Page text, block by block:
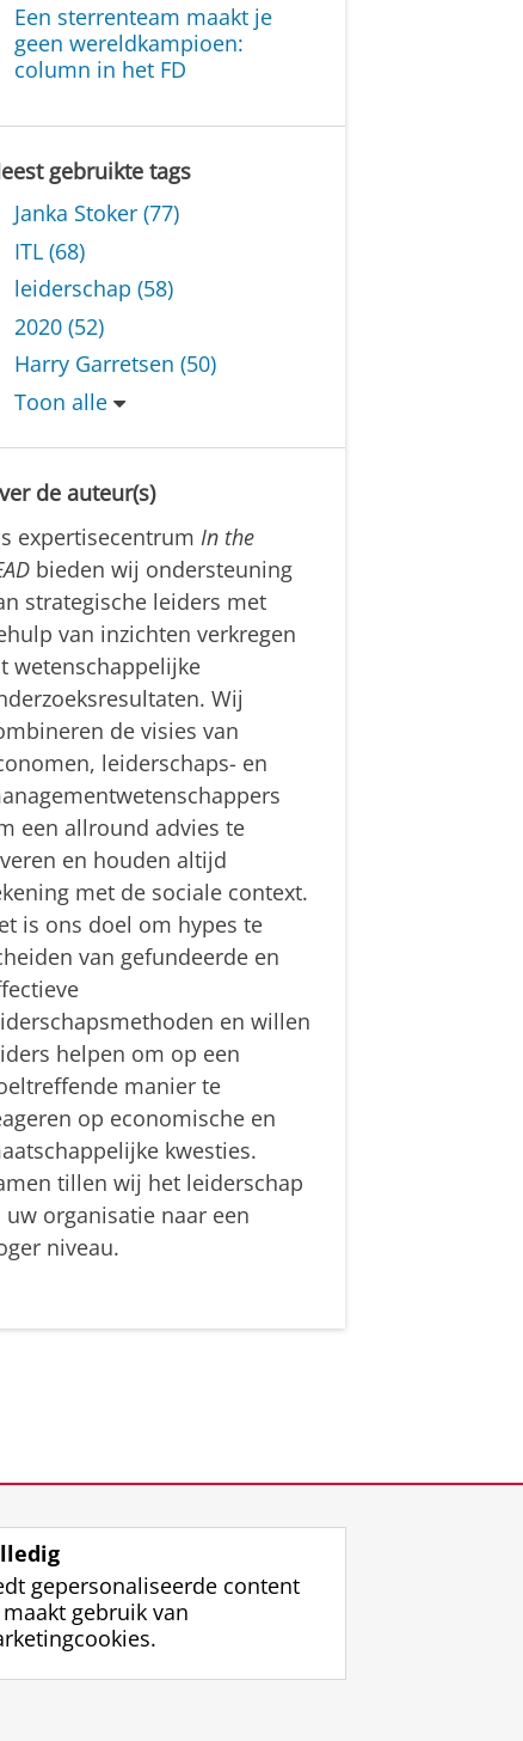
Een sterrenteam maakt je
geen wereldkampioen:
column in het FD
gebruikte tags
Janka Stoker (77)
ITL (68)
leiderschap (58)
2020 (52)
Harry Garretsen (50)
Toon alle
de auteur(s)
expertisecentrumIn the
bieden wij ondersteuning
strategische leiders met
van inzichten verkregen
wetenschappelijke
Wij
de visies van
leiderschaps- en
een allround advies te
en houden altijd
met de sociale context.
is ons doel om hypes te
van gefundeerde en
en willen
helpen om op een
manier te
op economische en
kwesties.
tillen wij het leiderschap
uw organisatie naar een
niveau.
gepersonaliseerde content
gebruik van